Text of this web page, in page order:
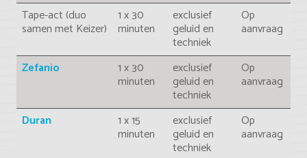
Tape-act (duo
samen met Keizer)
1 x 30
minuten
exclusief
geluid en
techniek
Op
aanvraag
Zefanio 1 x 30
minuten
exclusief
geluid en
techniek
Op
aanvraag
Duran 1 x 15
minuten
exclusief
geluid en
techniek
Op
aanvraag